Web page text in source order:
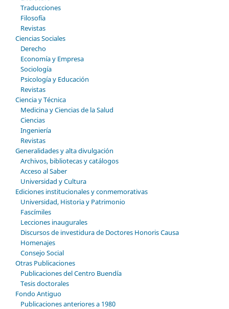
Traducciones
Filosofía
Revistas
Ciencias Sociales
Derecho
Economía y Empresa
Sociología
Psicología y Educación
Revistas
Ciencia y Técnica
Medicina y Ciencias de la Salud
Ciencias
Ingeniería
Revistas
Generalidades y alta divulgación
Archivos, bibliotecas y catálogos
Acceso al Saber
Universidad y Cultura
Ediciones institucionales y conmemorativas
Universidad, Historia y Patrimonio
Fascímiles
Lecciones inaugurales
Discursos de investidura de Doctores Honoris Causa
Homenajes
Consejo Social
Otras Publicaciones
Publicaciones del Centro Buendía
Tesis doctorales
Fondo Antiguo
Publicaciones anteriores a 1980